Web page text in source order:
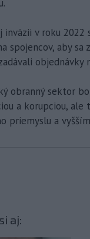
invázii v roku
spojencov, aby
objednávky
obranný sektor
a korupciou, ale
priemyslu a
aj: